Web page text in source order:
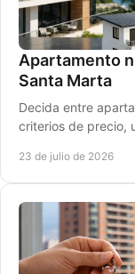
Apartamento
Santa Marta
Decida entre
criterios de precio,
23 de julio de 2026